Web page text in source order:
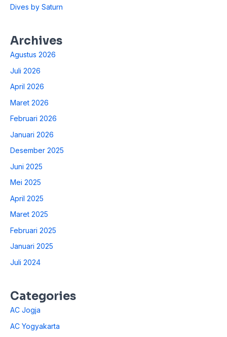
Dives by Saturn
Archives
Agustus 2026
Juli 2026
April 2026
Maret 2026
Februari 2026
Januari 2026
Desember 2025
Juni 2025
Mei 2025
April 2025
Maret 2025
Februari 2025
Januari 2025
Juli 2024
Categories
AC Jogja
AC Yogyakarta